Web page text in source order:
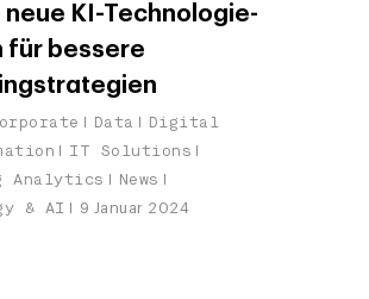
neue KI-Technologie-
für bessere
Data
Digital
IT Solutions
Analytics
News
& AI
9 Januar 2024